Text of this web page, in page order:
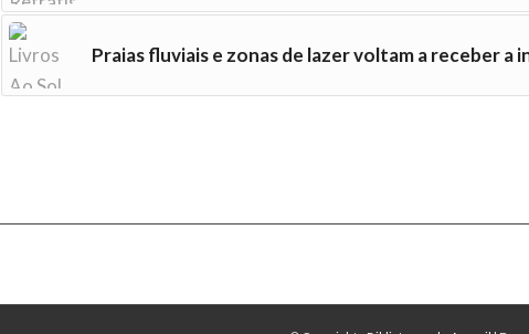
Praias fluviais e zonas de lazer voltam a receber a